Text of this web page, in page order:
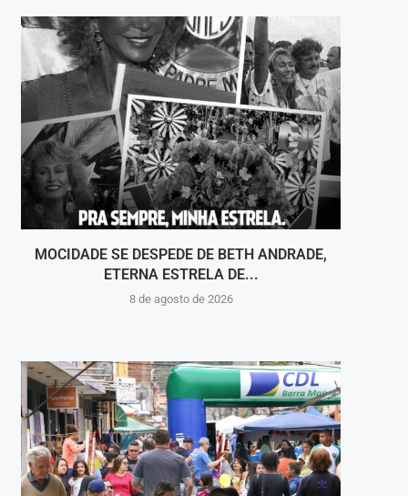
MOCIDADE SE DESPEDE DE BETH ANDRADE,
ETERNA ESTRELA DE...
8 de agosto de 2026